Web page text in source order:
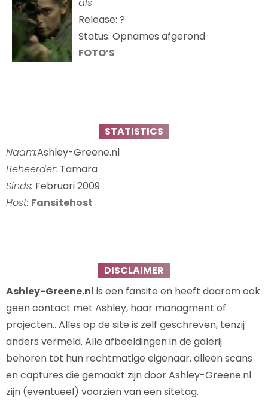
als –
Release: ?
Status: Opnames afgerond
FOTO’S
STATISTICS
Naam:Ashley-Greene.nl
Beheerder: Tamara
Sinds: Februari 2009
Host: Fansitehost
DISCLAIMER
Ashley-Greene.nl is een fansite en heeft daarom ook
geen contact met Ashley, haar managment of
projecten.. Alles op de site is zelf geschreven, tenzij
anders vermeld. Alle afbeeldingen in de galerij
behoren tot hun rechtmatige eigenaar, alleen scans
en captures die gemaakt zijn door Ashley-Greene.nl
zijn (eventueel) voorzien van een sitetag.